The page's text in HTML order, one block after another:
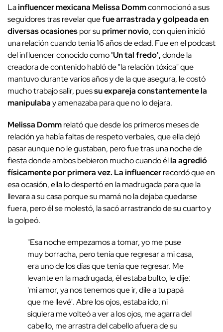
Lainfluencer mexicana Melissa Dommconmocionó a sus
seguidores tras revelar quefue arrastrada y golpeada en
diversas ocasionespor suprimer novio, con quien inició
una relación cuando tenía 16 años de edad. Fue en el podcast
del influencer conocido como'Un tal fredo',donde la
creadora de contenido habló de "la relación tóxica" que
mantuvo durante varios años y de la que asegura, le costó
mucho trabajo salir, puessu expareja constantemente la
manipulabay amenazaba para que no lo dejara.
Melissa Dommrelató que desde los primeros meses de
relación ya había faltas de respeto verbales, que ella dejó
pasar aunque no le gustaban, pero fue tras una noche de
fiesta donde ambos bebieron mucho cuando élla agredió
físicamente por primera vez. La influencerrecordó que en
esa ocasión, ella lo despertó en la madrugada para que la
llevara a su casa porque su mamá no la dejaba quedarse
fuera, pero él se molestó, la sacó arrastrando de su cuarto y
la golpeó.
"Esa noche empezamos a tomar, yo me puse
muy borracha, pero tenía que regresar a mi casa,
era uno de los días que tenía que regresar. Me
levante en la madrugada, él estaba bulto, le dije:
'mi amor, ya nos tenemos que ir, dile a tu papá
que me llevé'. Abre los ojos, estaba ido, ni
siquiera me volteó a ver a los ojos, me agarra del
cabello, me arrastra del cabello afuera de su